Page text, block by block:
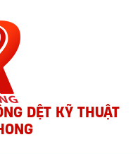
DỆT KỸ THUẬT